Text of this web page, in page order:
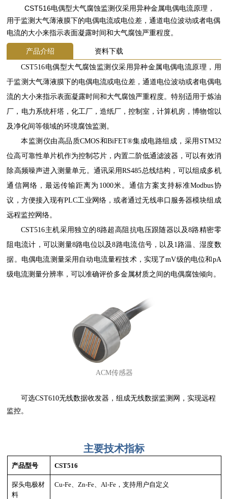
CST516电偶型大气腐蚀监测仪采用异种金属电偶电流原理，
用于监测大气薄液膜下的电偶电流或电位差，通道电位波动或者电偶
电流的大小来指示表面凝露时间和大气腐蚀严重程度。
产品介绍 资料下载
CST516电偶型大气腐蚀监测仪采用异种金属电偶电流原理，用
于监测大气薄液膜下的电偶电流或电位差，通道电位波动或者电偶电
流的大小来指示表面凝露时间和大气腐蚀严重程度。特别适用于炼油
厂，电力系统杆塔，化工厂，造纸厂，控制室，计算机房，博物馆以
及净化间等领域的环境腐蚀监测。
本监测仪由高品质CMOS和BiFET®集成电路组成，采用STM32
位高可靠性单片机作为控制芯片，内置二阶低通滤波器，可以有效消
除高频噪声进入测量单元。通讯采用RS485总线结构，可以组成多机
通信网络，最远传输距离为1000米。通信方案支持标准Modbus协
议，方便接入现有PLC工业网络，或者通过无线串口服务器模块组成
远程监控网络。
CST516主机采用独立的8路超高阻抗电压跟随器以及8路精密零
阻电流计，可以测量8路电位以及8路电流信号，以及1路温、湿度数
据。电偶电流测量采用自动电流量程技术，实现了mV级的电位和pA
级电流测量分辨率，可以准确评价多金属材质之间的电偶腐蚀倾向。
ACM传感器
可选CST610无线数据收发器，组成无线数据监测网，实现远程
监控。
主要技术指标
产品型号 CST516
探头电极材
料
Cu-Fe、Zn-Fe、Al-Fe，支持用户自定义